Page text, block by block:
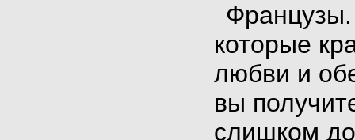
Французы
которые
любви и
вы
слишком